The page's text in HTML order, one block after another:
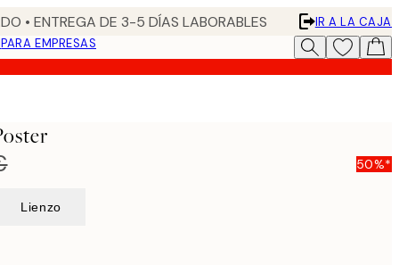
• ENTREGA DE 3-5 DÍAS LABORABLES
IR A LA CAJA
PARA EMPRESAS
50%*
Lienzo